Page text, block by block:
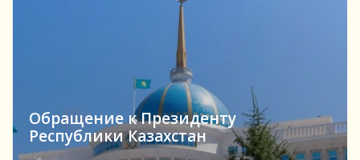
Обращение к Президенту
Республики Казахстан